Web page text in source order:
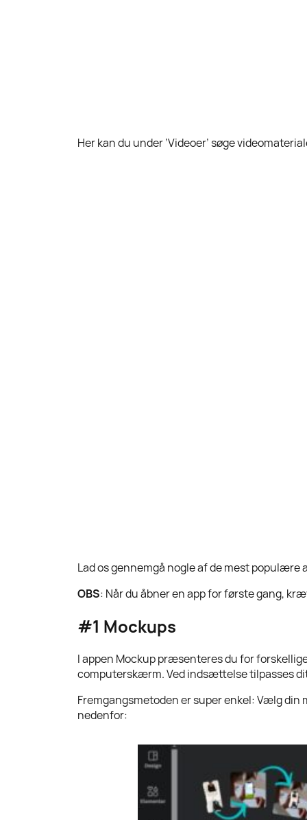
Her kan du under ‘Videoer’ søge
Lad os gennemgå nogle af de mest populære
OBS: Når du åbner en app for første gang,
#1 Mockups
I appen Mockup præsenteres du for
computerskærm. Ved indsættelse tilpasses
Fremgangsmetoden er super enkel: Vælg
nedenfor: